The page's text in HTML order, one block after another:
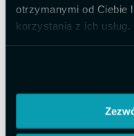
otrzymanymi od Ciebie
korzystania z ich usług.
inteligentniejszego
rachunkowe obsługujące
między systemem klienta a
Standaryzacja
realne korzyści